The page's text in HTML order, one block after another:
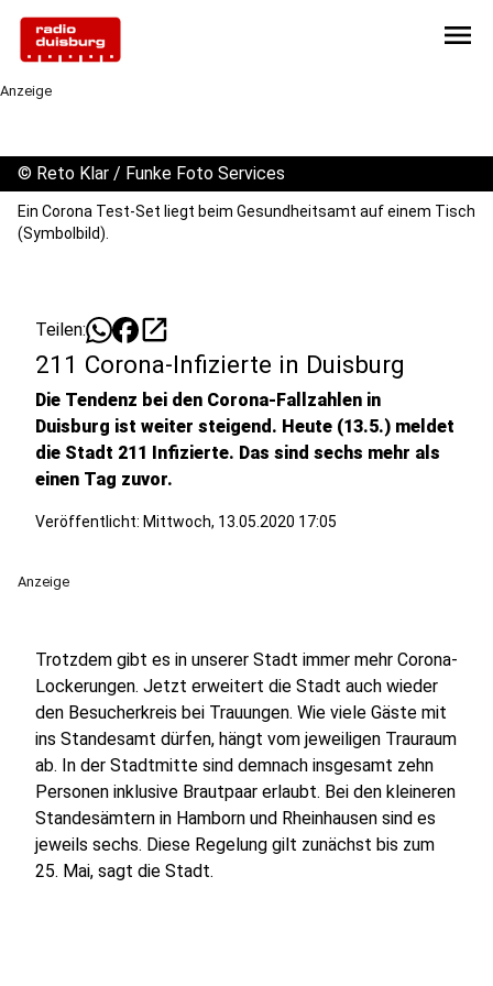
menu
Anzeige
© Reto Klar / Funke Foto Services
Ein Corona Test-Set liegt beim Gesundheitsamt auf einem Tisch
(Symbolbild).
Teilen: open_in_new
211 Corona-Infizierte in Duisburg
Die Tendenz bei den Corona-Fallzahlen in
Duisburg ist weiter steigend. Heute (13.5.) meldet
die Stadt 211 Infizierte. Das sind sechs mehr als
einen Tag zuvor.
Veröffentlicht: Mittwoch, 13.05.2020 17:05
Anzeige
Trotzdem gibt es in unserer Stadt immer mehr Corona-
Lockerungen. Jetzt erweitert die Stadt auch wieder
den Besucherkreis bei Trauungen. Wie viele Gäste mit
ins Standesamt dürfen, hängt vom jeweiligen Trauraum
ab. In der Stadtmitte sind demnach insgesamt zehn
Personen inklusive Brautpaar erlaubt. Bei den kleineren
Standesämtern in Hamborn und Rheinhausen sind es
jeweils sechs. Diese Regelung gilt zunächst bis zum
25. Mai, sagt die Stadt.